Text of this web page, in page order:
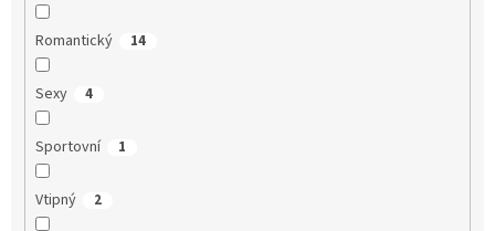
Romantický 14
Sexy 4
Sportovní 1
Vtipný 2